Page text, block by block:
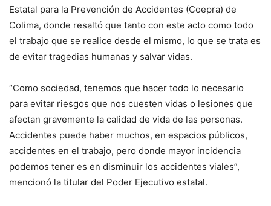
Estatal para la Prevención de Accidentes (Coepra) de
Colima, donde resaltó que tanto con este acto como todo
el trabajo que se realice desde el mismo, lo que se trata es
de evitar tragedias humanas y salvar vidas.
“Como sociedad, tenemos que hacer todo lo necesario
para evitar riesgos que nos cuesten vidas o lesiones que
afectan gravemente la calidad de vida de las personas.
Accidentes puede haber muchos, en espacios públicos,
accidentes en el trabajo, pero donde mayor incidencia
podemos tener es en disminuir los accidentes viales”,
mencionó la titular del Poder Ejecutivo estatal.